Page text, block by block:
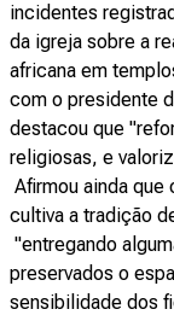
incidentes
da igreja sobre a
africana em
com o presidente
destacou que
religiosas, e
Afirmou ainda que
cultiva a tradição
"entregando
preservados o
sensibilidade dos